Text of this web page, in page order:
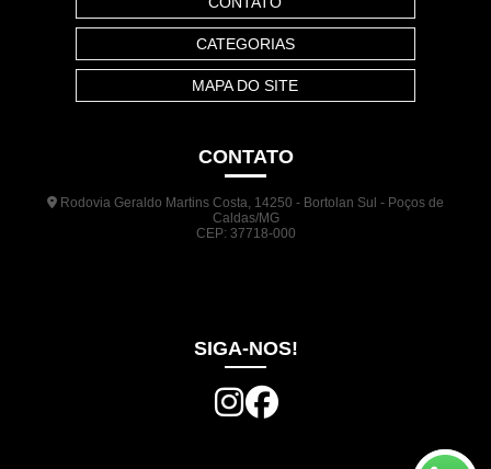
CATEGORIAS
MAPA DO SITE
CONTATO
Rodovia Geraldo Martins Costa, 14250 - Bortolan Sul - Poços de
Caldas/MG
CEP: 37718-000
SIGA-NOS!